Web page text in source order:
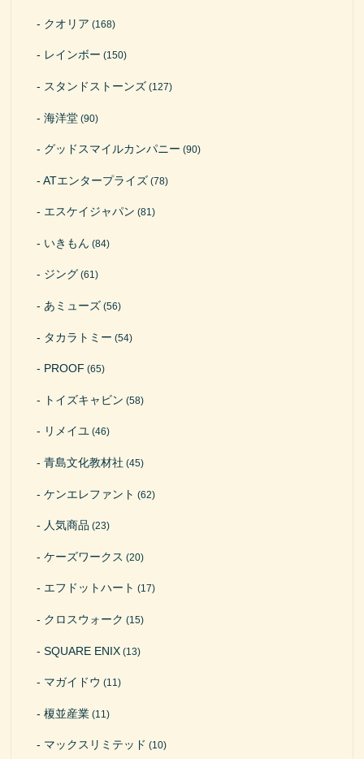
クオリア (168)
レインボー (150)
スタンドストーンズ (127)
海洋堂 (90)
グッドスマイルカンパニー (90)
ATエンタープライズ (78)
エスケイジャパン (81)
いきもん (84)
ジング (61)
あミューズ (56)
タカラトミー (54)
PROOF (65)
トイズキャビン (58)
リメイユ (46)
青島文化教材社 (45)
ケンエレファント (62)
人気商品 (23)
ケーズワークス (20)
エフドットハート (17)
クロスウォーク (15)
SQUARE ENIX (13)
マガイドウ (11)
榎並産業 (11)
マックスリミテッド (10)